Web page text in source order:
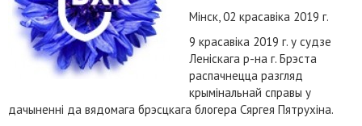
Мінск, 02 красавіка 2019 г.
9 красавіка 2019 г. у судзе
Леніскага р-на г. Брэста
распачнецца разгляд
крымінальнай справы у
дачыненні да вядомага брэсцкага блогера Сяргея Пятрухіна.